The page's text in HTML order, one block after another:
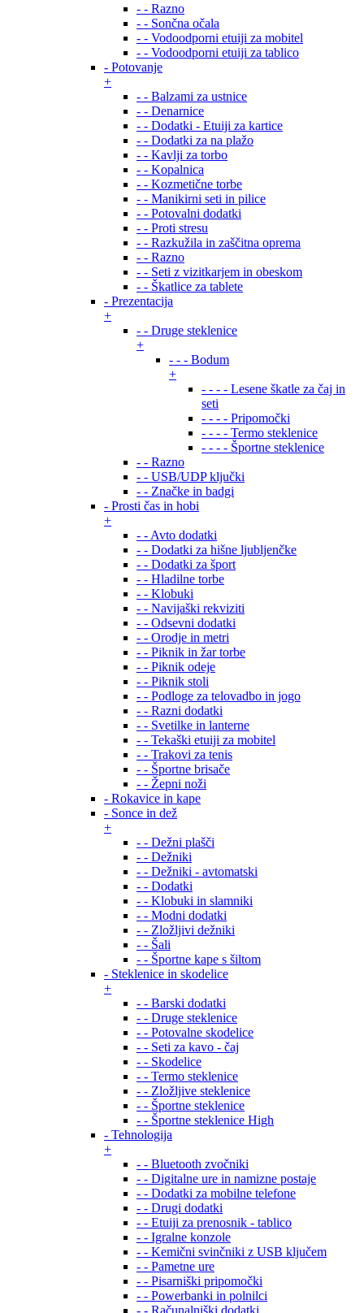
- - Razno
- - Sončna očala
- - Vodoodporni etuiji za mobitel
- - Vodoodporni etuiji za tablico
- Potovanje
+
- - Balzami za ustnice
- - Denarnice
- - Dodatki - Etuiji za kartice
- - Dodatki za na plažo
- - Kavlji za torbo
- - Kopalnica
- - Kozmetične torbe
- - Manikirni seti in pilice
- - Potovalni dodatki
- - Proti stresu
- - Razkužila in zaščitna oprema
- - Razno
- - Seti z vizitkarjem in obeskom
- - Škatlice za tablete
- Prezentacija
+
- - Druge steklenice
+
- - - Bodum
+
- - - - Lesene škatle za čaj in
seti
- - - - Pripomočki
- - - - Termo steklenice
- - - - Športne steklenice
- - Razno
- - USB/UDP ključki
- - Značke in badgi
- Prosti čas in hobi
+
- - Avto dodatki
- - Dodatki za hišne ljubljenčke
- - Dodatki za šport
- - Hladilne torbe
- - Klobuki
- - Navijaški rekviziti
- - Odsevni dodatki
- - Orodje in metri
- - Piknik in žar torbe
- - Piknik odeje
- - Piknik stoli
- - Podloge za telovadbo in jogo
- - Razni dodatki
- - Svetilke in lanterne
- - Tekaški etuiji za mobitel
- - Trakovi za tenis
- - Športne brisače
- - Žepni noži
- Rokavice in kape
- Sonce in dež
+
- - Dežni plašči
- - Dežniki
- - Dežniki - avtomatski
- - Dodatki
- - Klobuki in slamniki
- - Modni dodatki
- - Zložljivi dežniki
- - Šali
- - Športne kape s šiltom
- Steklenice in skodelice
+
- - Barski dodatki
- - Druge steklenice
- - Potovalne skodelice
- - Seti za kavo - čaj
- - Skodelice
- - Termo steklenice
- - Zložljive steklenice
- - Športne steklenice
- - Športne steklenice High
- Tehnologija
+
- - Bluetooth zvočniki
- - Digitalne ure in namizne postaje
- - Dodatki za mobilne telefone
- - Drugi dodatki
- - Etuiji za prenosnik - tablico
- - Igralne konzole
- - Kemični svinčniki z USB ključem
- - Pametne ure
- - Pisarniški pripomočki
- - Powerbanki in polnilci
- - Računalniški dodatki